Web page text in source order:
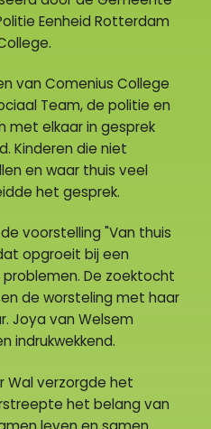
Eenheid Rotterdam
van Comenius College
Team, de politie en
met elkaar in gesprek
Kinderen die niet
en waar thuis veel
het gesprek.
voorstelling "Van thuis
opgroeit bij een
De zoektocht
de worsteling met haar
Joya van Welsem
indrukwekkend.
Wal verzorgde het
het belang van